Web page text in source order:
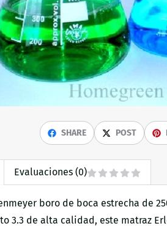
SHARE POST
Evaluaciones (0)
boro de boca estrecha de
3.3 de alta calidad, este matraz